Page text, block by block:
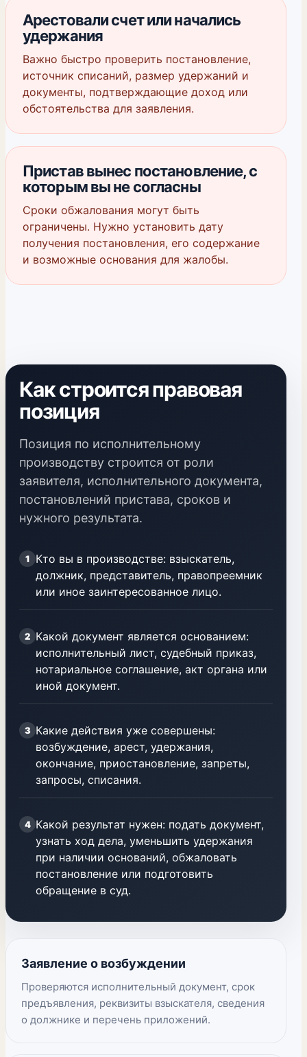
Арестовали счет или начались
удержания
Важно быстро проверить постановление,
источник списаний, размер удержаний и
документы, подтверждающие доход или
обстоятельства для заявления.
Пристав вынес постановление, с
которым вы не согласны
Сроки обжалования могут быть
ограничены. Нужно установить дату
получения постановления, его содержание
и возможные основания для жалобы.
Как строится правовая
позиция
Позиция по исполнительному
производству строится от роли
заявителя, исполнительного документа,
постановлений пристава, сроков и
нужного результата.
1
Кто вы в производстве: взыскатель,
должник, представитель, правопреемник
или иное заинтересованное лицо.
2 Какой документ является основанием:
исполнительный лист, судебный приказ,
нотариальное соглашение, акт органа или
иной документ.
3 Какие действия уже совершены:
возбуждение, арест, удержания,
окончание, приостановление, запреты,
запросы, списания.
4 Какой результат нужен: подать документ,
узнать ход дела, уменьшить удержания
при наличии оснований, обжаловать
постановление или подготовить
обращение в суд.
Заявление о возбуждении
Проверяются исполнительный документ, срок
предъявления, реквизиты взыскателя, сведения
о должнике и перечень приложений.